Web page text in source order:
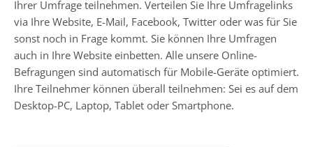
Ihrer Umfrage teilnehmen. Verteilen Sie Ihre Umfragelinks
via Ihre Website, E-Mail, Facebook, Twitter oder was für Sie
sonst noch in Frage kommt. Sie können Ihre Umfragen
auch in Ihre Website einbetten. Alle unsere Online-
Befragungen sind automatisch für Mobile-Geräte optimiert.
Ihre Teilnehmer können überall teilnehmen: Sei es auf dem
Desktop-PC, Laptop, Tablet oder Smartphone.